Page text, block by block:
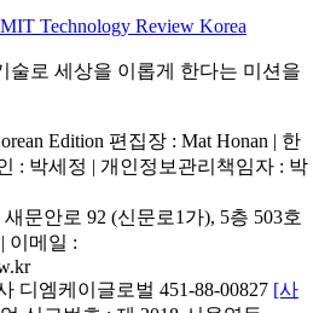
술로 세상을 이롭게 한다는 미션을
Edition 편집장 : Mat Honan | 한
: 박세정 | 개인정보관리책임자 : 박
문안로 92 (신문로1가), 5층 503호
이메일 :
디엠케이글로벌 451-88-00827 [사